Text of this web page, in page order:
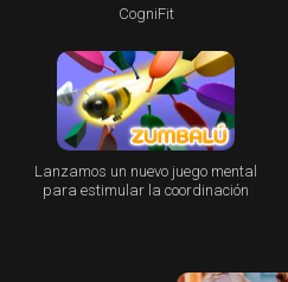
CogniFit
Lanzamos un nuevo juego mental
para estimular la coordinación